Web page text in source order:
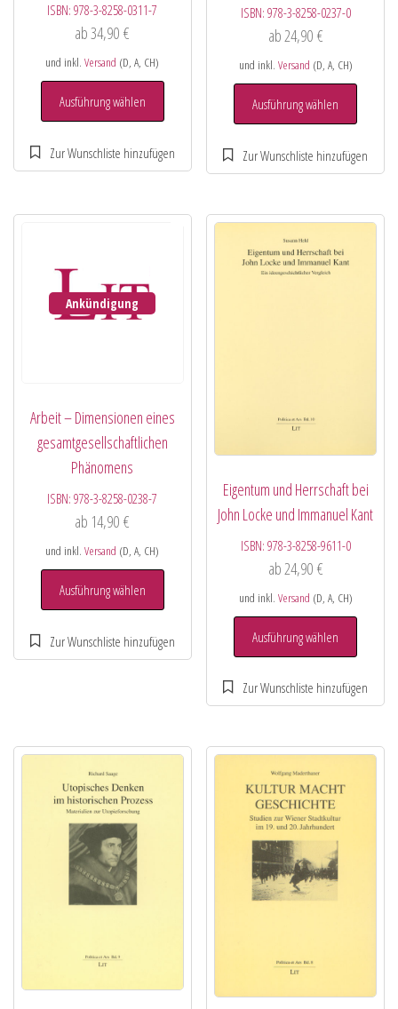
ISBN:978-3-8258-0311-7
ab34,90€
und inkl.Versand (D, A, CH)
Ausführung wählen
ISBN: 978-3-8258-0237-0
ab24,90 €
und inkl. Versand (D, A, CH)
Ausführung wählen
Ankündigung
Arbeit – Dimensionen eines
gesamtgesellschaftlichen
Phänomens
ISBN:978-3-8258-0238-7
ab 14,90€
und inkl.Versand (D, A, CH)
Ausführung wählen
Eigentum und Herrschaft bei
John Locke und Immanuel Kant
ISBN: 978-3-8258-9611-0
ab24,90 €
und inkl. Versand (D, A, CH)
Ausführung wählen